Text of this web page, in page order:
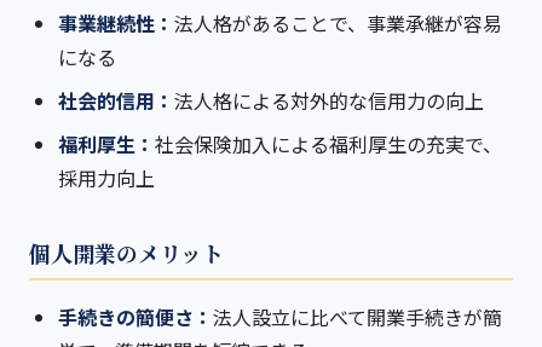
事業継続性： 法人格があることで、事業承継が容易
になる
社会的信用： 法人格による対外的な信用力の向上
福利厚生： 社会保険加入による福利厚生の充実で、
採用力向上
個人開業のメリット
手続きの簡便さ： 法人設立に比べて開業手続きが簡